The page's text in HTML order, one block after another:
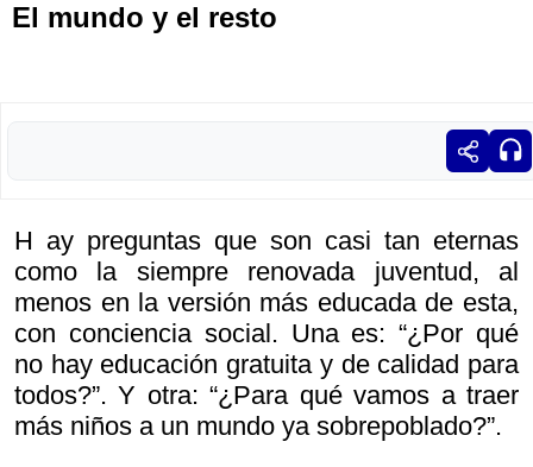
El mundo y el resto
H ay preguntas que son casi tan eternas
como la siempre renovada juventud, al
menos en la versión más educada de esta,
con conciencia social. Una es: “¿Por qué
no hay educación gratuita y de calidad para
todos?”. Y otra: “¿Para qué vamos a traer
más niños a un mundo ya sobrepoblado?”.